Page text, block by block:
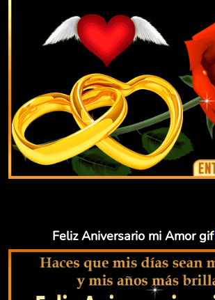
Feliz Aniversario mi Amor gif